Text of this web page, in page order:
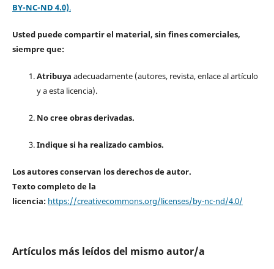
BY-NC-ND 4.0).
Usted puede compartir el material, sin fines comerciales,
siempre que:
Atribuya adecuadamente (autores, revista, enlace al artículo
y a esta licencia).
No cree obras derivadas.
Indique si ha realizado cambios.
Los autores conservan los derechos de autor.
Texto completo de la
licencia: https://creativecommons.org/licenses/by-nc-nd/4.0/
Artículos más leídos del mismo autor/a